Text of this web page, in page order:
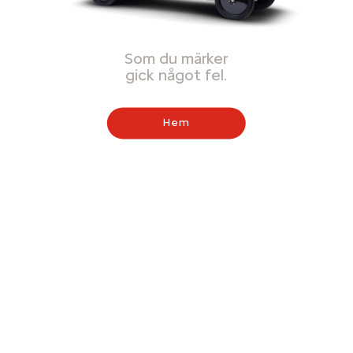
Som du märker
gick något fel.
Hem